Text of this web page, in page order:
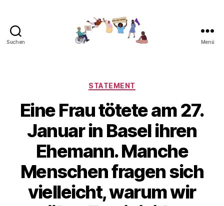
Suchen Menü
Kategorien
STATEMENT
Eine Frau tötete am 27.
Januar in Basel ihren
Ehemann. Manche
Menschen fragen sich
vielleicht, warum wir